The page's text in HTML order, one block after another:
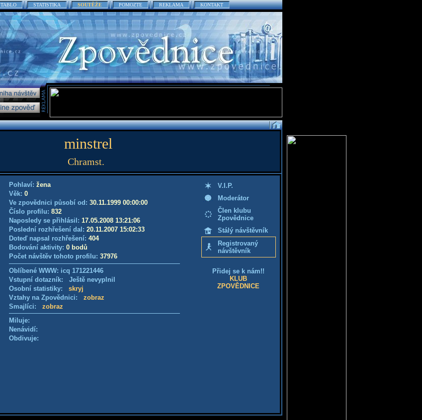
TABLO STATISTIKA SOUTĚŽE POMOZTE REKLAMA KONTAKT
minstrel
Chramst.
Pohlaví: žena
Věk: 0
Ve zpovědnici působí od: 30.11.1999 00:00:00
Číslo profilu: 832
Naposledy se přihlásil: 17.05.2008 13:21:06
Poslední rozhřešení dal: 20.11.2007 15:02:33
Doteď napsal rozhřešení: 404
Bodování aktivity: 0 bodů
Počet návštěv tohoto profilu: 37976
Oblíbené WWW: icq 171221446
Vstupní dotazník: Ještě nevyplnil
Osobní statistiky: skryj
Vztahy na Zpovědnici: zobraz
Smajlíci: zobraz
Miluje:
Nenávidí:
Obdivuje:
V.I.P.
Moderátor
Člen klubu
Zpovědnice
Stálý návštěvník
Registrovaný
návštěvník
Přidej se k nám!!
KLUB
ZPOVĚDNICE